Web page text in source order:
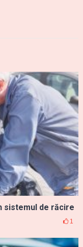
sistemul de răcire
1